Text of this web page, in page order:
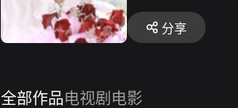
烟。2021年6月在现
分享
全部作品电视剧 电影